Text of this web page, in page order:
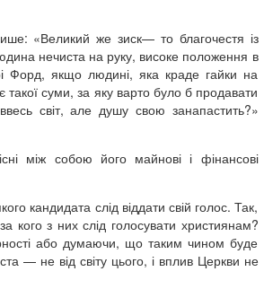
«Великий же зиск— то благочестя із
нечиста на руку, високе положення в
Форд, якщо людині, яка краде гайки на
суми, за яку варто було б продавати
світ, але душу свою занапастить?»
між собою його майнові і фінансові
кандидата слід віддати свій голос. Так,
кого з них слід голосувати християнам?
або думаючи, що таким чином буде
— не від світу цього, і вплив Церкви не